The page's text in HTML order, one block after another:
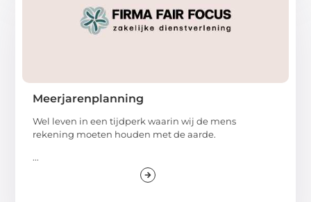
Meerjarenplanning
Wel leven in een tijdperk waarin wij de mens
rekening moeten houden met de aarde.
...